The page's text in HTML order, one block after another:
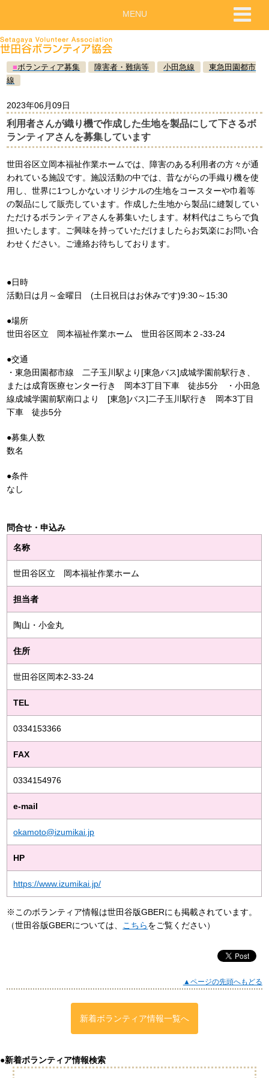
■ボランティア募集 障害者・難病等 小田急線
東急田園都市
線
2023年06月09日
利用者さんが織り機で作成した生地を製品にして下さるボ
ランティアさんを募集しています
世田谷区立岡本福祉作業ホームでは、障害のある利用者の方々が通
われている施設です。施設活動の中では、昔ながらの手織り機を使
用し、世界に1つしかないオリジナルの生地をコースターや巾着等
の製品にして販売しています。作成した生地から製品に縫製してい
ただけるボランティアさんを募集いたします。材料代はこちらで負
担いたします。ご興味を持っていただけましたらお気楽にお問い合
わせください。ご連絡お待ちしております。
●日時
活動日は月～金曜日 (土日祝日はお休みです)9:30～15:30
●場所
世田谷区立 岡本福祉作業ホーム 世田谷区岡本２-33-24
●交通
・東急田園都市線 二子玉川駅より[東急バス]成城学園前駅行き、
または成育医療センター行き 岡本3丁目下車 徒歩5分 ・小田急
線成城学園前駅南口より [東急]バス]二子玉川駅行き 岡本3丁目
下車 徒歩5分
●募集人数
数名
●条件
なし
問合せ・申込み
名称
世田谷区立 岡本福祉作業ホーム
担当者
陶山・小金丸
住所
世田谷区岡本2-33-24
TEL
0334153366
FAX
0334154976
e-mail
okamoto@izumikai.jp
HP
https://www.izumikai.jp/
※このボランティア情報は世田谷版GBERにも掲載されています。
（世田谷版GBERについては、
こちらをご覧ください）
▲ページの先頭へもどる
新着ボランティア情報一覧へ
●新着ボランティア情報検索
MENU